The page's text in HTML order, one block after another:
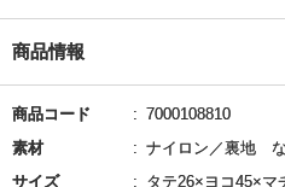
商品情報
商品コード
7000108810
素材
ナイロン／裏地
サイズ
タテ26×ヨコ45×マ